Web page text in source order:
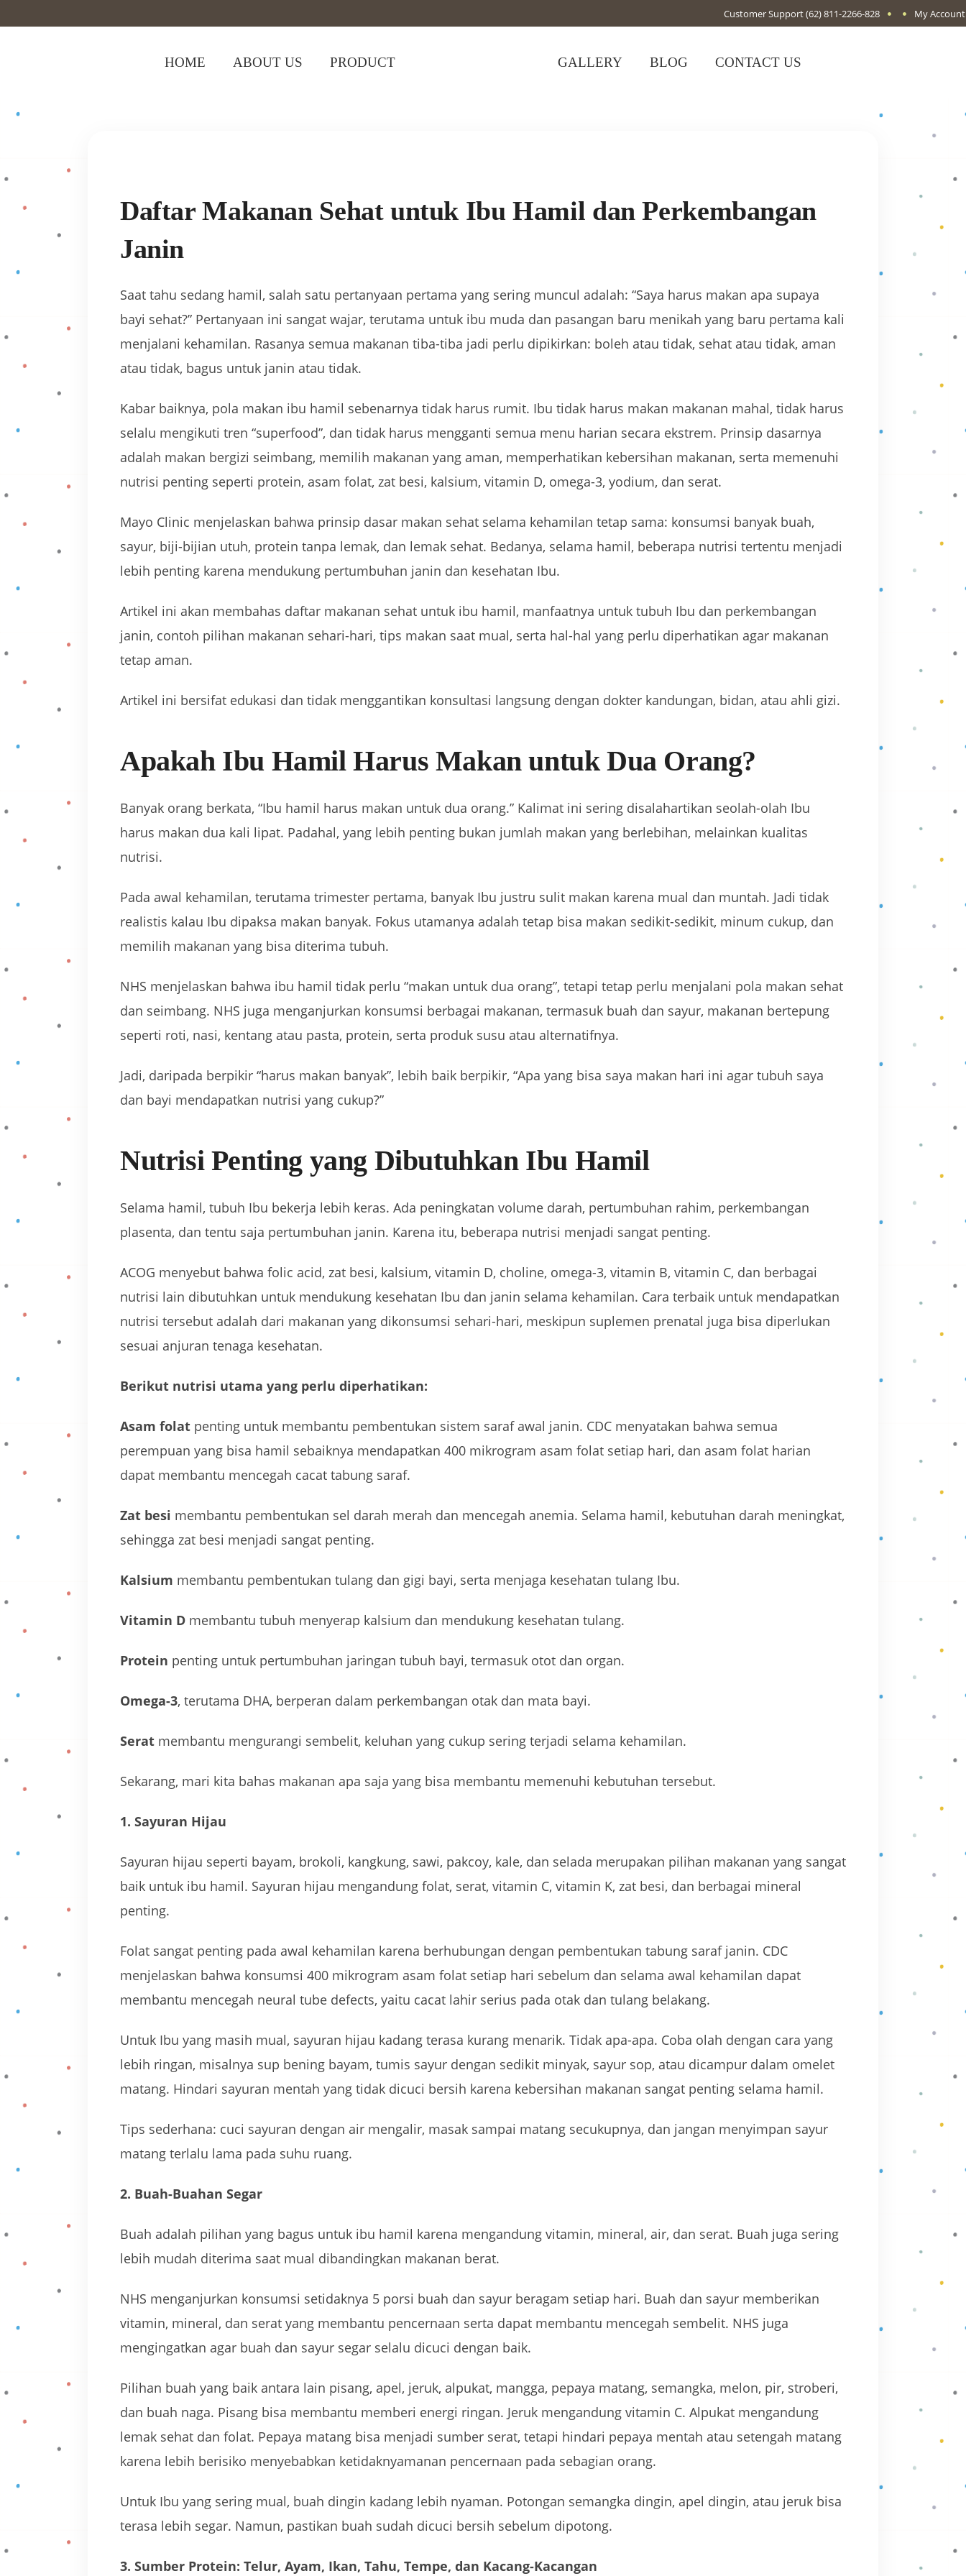
Customer Support(62) 811-2266-828 My Account
HOME ABOUT US PRODUCT GALLERY BLOG CONTACT US
Daftar Makanan Sehat untuk Ibu Hamil dan Perkembangan
Janin
Saat tahu sedang hamil, salah satu pertanyaan pertama yang sering muncul adalah: “Saya harus makan apa supaya
bayi sehat?” Pertanyaan ini sangat wajar, terutama untuk ibu muda dan pasangan baru menikah yang baru pertama kali
menjalani kehamilan. Rasanya semua makanan tiba-tiba jadi perlu dipikirkan: boleh atau tidak, sehat atau tidak, aman
atau tidak, bagus untuk janin atau tidak.
Kabar baiknya, pola makan ibu hamil sebenarnya tidak harus rumit. Ibu tidak harus makan makanan mahal, tidak harus
selalu mengikuti tren “superfood”, dan tidak harus mengganti semua menu harian secara ekstrem. Prinsip dasarnya
adalah makan bergizi seimbang, memilih makanan yang aman, memperhatikan kebersihan makanan, serta memenuhi
nutrisi penting seperti protein, asam folat, zat besi, kalsium, vitamin D, omega-3, yodium, dan serat.
Mayo Clinic menjelaskan bahwa prinsip dasar makan sehat selama kehamilan tetap sama: konsumsi banyak buah,
sayur, biji-bijian utuh, protein tanpa lemak, dan lemak sehat. Bedanya, selama hamil, beberapa nutrisi tertentu menjadi
lebih penting karena mendukung pertumbuhan janin dan kesehatan Ibu.
Artikel ini akan membahas daftar makanan sehat untuk ibu hamil, manfaatnya untuk tubuh Ibu dan perkembangan
janin, contoh pilihan makanan sehari-hari, tips makan saat mual, serta hal-hal yang perlu diperhatikan agar makanan
tetap aman.
Artikel ini bersifat edukasi dan tidak menggantikan konsultasi langsung dengan dokter kandungan, bidan, atau ahli gizi.
Apakah Ibu Hamil Harus Makan untuk Dua Orang?
Banyak orang berkata, “Ibu hamil harus makan untuk dua orang.” Kalimat ini sering disalahartikan seolah-olah Ibu
harus makan dua kali lipat. Padahal, yang lebih penting bukan jumlah makan yang berlebihan, melainkan kualitas
nutrisi.
Pada awal kehamilan, terutama trimester pertama, banyak Ibu justru sulit makan karena mual dan muntah. Jadi tidak
realistis kalau Ibu dipaksa makan banyak. Fokus utamanya adalah tetap bisa makan sedikit-sedikit, minum cukup, dan
memilih makanan yang bisa diterima tubuh.
NHS menjelaskan bahwa ibu hamil tidak perlu “makan untuk dua orang”, tetapi tetap perlu menjalani pola makan sehat
dan seimbang. NHS juga menganjurkan konsumsi berbagai makanan, termasuk buah dan sayur, makanan bertepung
seperti roti, nasi, kentang atau pasta, protein, serta produk susu atau alternatifnya.
Jadi, daripada berpikir “harus makan banyak”, lebih baik berpikir, “Apa yang bisa saya makan hari ini agar tubuh saya
dan bayi mendapatkan nutrisi yang cukup?”
Nutrisi Penting yang Dibutuhkan Ibu Hamil
Selama hamil, tubuh Ibu bekerja lebih keras. Ada peningkatan volume darah, pertumbuhan rahim, perkembangan
plasenta, dan tentu saja pertumbuhan janin. Karena itu, beberapa nutrisi menjadi sangat penting.
ACOG menyebut bahwa folic acid, zat besi, kalsium, vitamin D, choline, omega-3, vitamin B, vitamin C, dan berbagai
nutrisi lain dibutuhkan untuk mendukung kesehatan Ibu dan janin selama kehamilan. Cara terbaik untuk mendapatkan
nutrisi tersebut adalah dari makanan yang dikonsumsi sehari-hari, meskipun suplemen prenatal juga bisa diperlukan
sesuai anjuran tenaga kesehatan.
Berikut nutrisi utama yang perlu diperhatikan:
Asam folat penting untuk membantu pembentukan sistem saraf awal janin. CDC menyatakan bahwa semua
perempuan yang bisa hamil sebaiknya mendapatkan 400 mikrogram asam folat setiap hari, dan asam folat harian
dapat membantu mencegah cacat tabung saraf.
Zat besi membantu pembentukan sel darah merah dan mencegah anemia. Selama hamil, kebutuhan darah meningkat,
sehingga zat besi menjadi sangat penting.
Kalsium membantu pembentukan tulang dan gigi bayi, serta menjaga kesehatan tulang Ibu.
Vitamin D membantu tubuh menyerap kalsium dan mendukung kesehatan tulang.
Protein penting untuk pertumbuhan jaringan tubuh bayi, termasuk otot dan organ.
Omega-3, terutama DHA, berperan dalam perkembangan otak dan mata bayi.
Serat membantu mengurangi sembelit, keluhan yang cukup sering terjadi selama kehamilan.
Sekarang, mari kita bahas makanan apa saja yang bisa membantu memenuhi kebutuhan tersebut.
1. Sayuran Hijau
Sayuran hijau seperti bayam, brokoli, kangkung, sawi, pakcoy, kale, dan selada merupakan pilihan makanan yang sangat
baik untuk ibu hamil. Sayuran hijau mengandung folat, serat, vitamin C, vitamin K, zat besi, dan berbagai mineral
penting.
Folat sangat penting pada awal kehamilan karena berhubungan dengan pembentukan tabung saraf janin. CDC
menjelaskan bahwa konsumsi 400 mikrogram asam folat setiap hari sebelum dan selama awal kehamilan dapat
membantu mencegah neural tube defects, yaitu cacat lahir serius pada otak dan tulang belakang.
Untuk Ibu yang masih mual, sayuran hijau kadang terasa kurang menarik. Tidak apa-apa. Coba olah dengan cara yang
lebih ringan, misalnya sup bening bayam, tumis sayur dengan sedikit minyak, sayur sop, atau dicampur dalam omelet
matang. Hindari sayuran mentah yang tidak dicuci bersih karena kebersihan makanan sangat penting selama hamil.
Tips sederhana: cuci sayuran dengan air mengalir, masak sampai matang secukupnya, dan jangan menyimpan sayur
matang terlalu lama pada suhu ruang.
2. Buah-Buahan Segar
Buah adalah pilihan yang bagus untuk ibu hamil karena mengandung vitamin, mineral, air, dan serat. Buah juga sering
lebih mudah diterima saat mual dibandingkan makanan berat.
NHS menganjurkan konsumsi setidaknya 5 porsi buah dan sayur beragam setiap hari. Buah dan sayur memberikan
vitamin, mineral, dan serat yang membantu pencernaan serta dapat membantu mencegah sembelit. NHS juga
mengingatkan agar buah dan sayur segar selalu dicuci dengan baik.
Pilihan buah yang baik antara lain pisang, apel, jeruk, alpukat, mangga, pepaya matang, semangka, melon, pir, stroberi,
dan buah naga. Pisang bisa membantu memberi energi ringan. Jeruk mengandung vitamin C. Alpukat mengandung
lemak sehat dan folat. Pepaya matang bisa menjadi sumber serat, tetapi hindari pepaya mentah atau setengah matang
karena lebih berisiko menyebabkan ketidaknyamanan pencernaan pada sebagian orang.
Untuk Ibu yang sering mual, buah dingin kadang lebih nyaman. Potongan semangka dingin, apel dingin, atau jeruk bisa
terasa lebih segar. Namun, pastikan buah sudah dicuci bersih sebelum dipotong.
3. Sumber Protein: Telur, Ayam, Ikan, Tahu, Tempe, dan Kacang-Kacangan